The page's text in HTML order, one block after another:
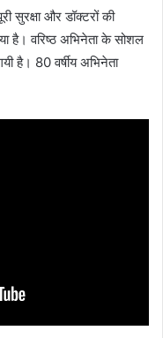
सुरक्षा और डॉक्टरों की
है। वरिष्ठ अभिनेता के सोशल
है। 80 वर्षीय अभिनेता